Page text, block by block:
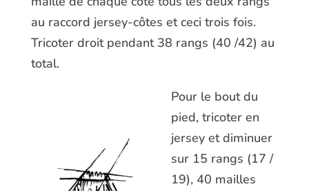
au raccord jersey-côtes et ceci trois fois.
Tricoter droit pendant 38 rangs (40 /42) au
total.
Pour le bout du
pied, tricoter en
jersey et diminuer
sur 15 rangs (17 /
19), 40 mailles